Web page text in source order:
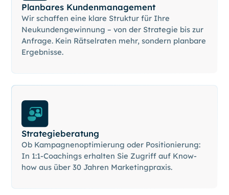
Planbares Kundenmanagement
Wir schaffen eine klare Struktur für Ihre
Neukundengewinnung – von der Strategie bis zur
Anfrage. Kein Rätselraten mehr, sondern planbare
Ergebnisse.
Strategieberatung
Ob Kampagnenoptimierung oder Positionierung:
In 1:1-Coachings erhalten Sie Zugriff auf Know-
how aus über 30 Jahren Marketingpraxis.